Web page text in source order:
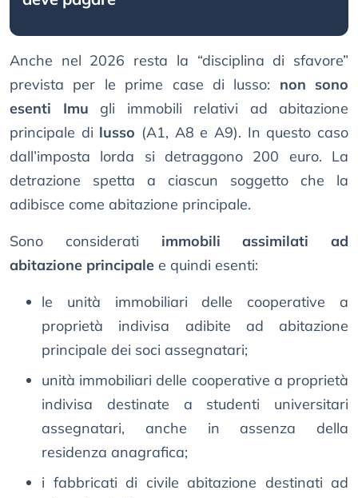
Anche nel 2026 resta la “disciplina di sfavore”
prevista per le prime case di lusso: non sono
esenti Imu gli immobili relativi ad abitazione
principale di lusso (A1, A8 e A9). In questo caso
dall’imposta lorda si detraggono 200 euro. La
detrazione spetta a ciascun soggetto che la
adibisce come abitazione principale.
Sono considerati immobili assimilati ad
abitazione principale e quindi esenti:
le unità immobiliari delle cooperative a
proprietà indivisa adibite ad abitazione
principale dei soci assegnatari;
unità immobiliari delle cooperative a proprietà
indivisa destinate a studenti universitari
assegnatari, anche in assenza della
residenza anagrafica;
i fabbricati di civile abitazione destinati ad